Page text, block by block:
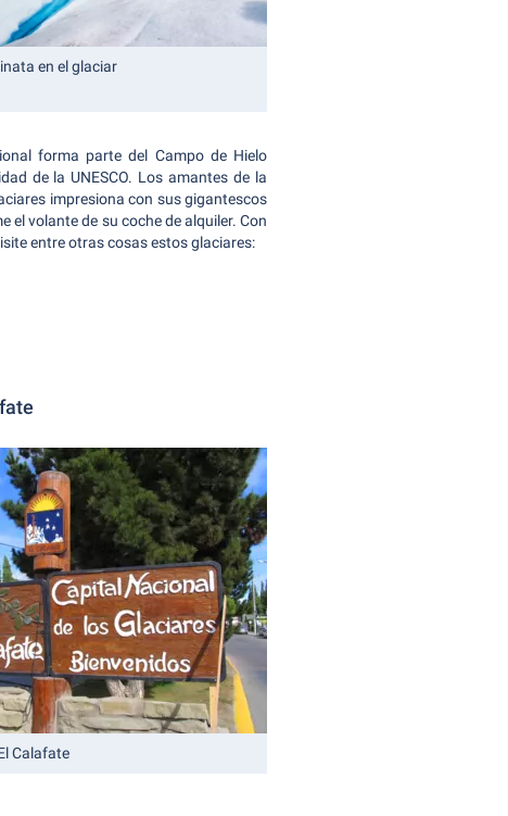
en el glaciar
forma parte del Campo de Hielo
de la UNESCO. Los amantes de la
impresiona con sus gigantescos
el volante de su coche de alquiler. Con
entre otras cosas estos glaciares:
Calafate